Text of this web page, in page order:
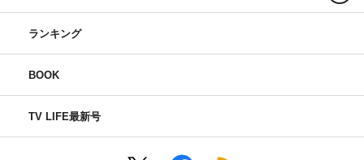
ランキング
BOOK
TV LIFE最新号